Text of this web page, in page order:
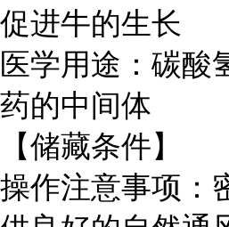
促进牛的生长
医学用途：碳酸
药的中间体
【储藏条件】
操作注意事项：